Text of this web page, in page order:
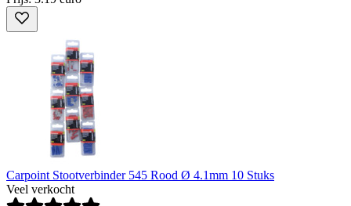
Carpoint Stootverbinder 545 Rood Ø 4.1mm 10 Stuks
Veel verkocht